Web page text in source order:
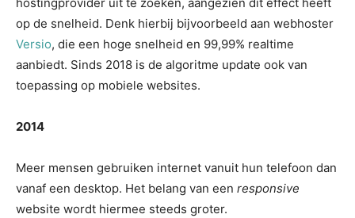
op de snelheid. Denk hierbij bijvoorbeeld aan webhoster
Versio, die een hoge snelheid en 99,99% realtime
aanbiedt. Sinds 2018 is de algoritme update ook van
toepassing op mobiele websites.
2014
Meer mensen gebruiken internet vanuit hun telefoon dan
vanaf een desktop. Het belang van een responsive
website wordt hiermee steeds groter.